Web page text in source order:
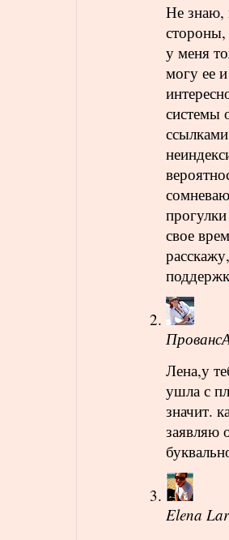
Не знаю,
у меня
могу ее
системы
свое
Лена,у
ушла с
значит.
заявляю
Elena